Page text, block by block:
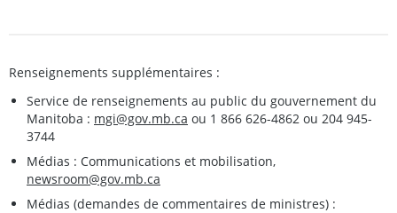
Renseignements supplémentaires :
Service de renseignements au public du gouvernement du
Manitoba : mgi@gov.mb.ca ou 1 866 626-4862 ou 204 945-
3744
Médias : Communications et mobilisation,
newsroom@gov.mb.ca
Médias (demandes de commentaires de ministres) :